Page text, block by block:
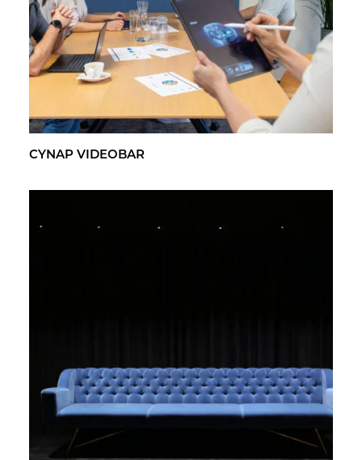
CYNAP VI­DEO­BAR